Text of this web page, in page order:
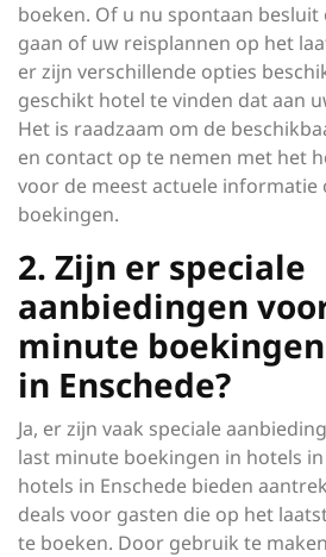
boeken. Of u nu spontaan besluit
gaan of uw reisplannen op het
er zijn verschillende opties
geschikt hotel te vinden dat aan
Het is raadzaam om de
en contact op te nemen met het
voor de meest actuele informatie
boekingen.
2. Zijn er speciale
aanbiedingen
minute
in Enschede?
Ja, er zijn vaak speciale
last minute boekingen in hotels in
hotels in Enschede bieden
deals voor gasten die op het
te boeken. Door gebruik te